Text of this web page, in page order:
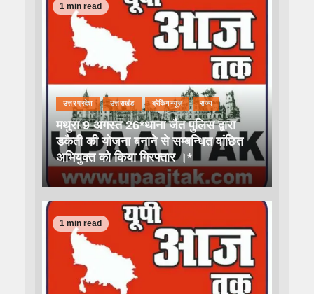
1 min read
उत्तर प्रदेश उत्तराखंड ब्रेकिंग न्यूज़ राज्य
मथुरा 9 अगस्त 26*थाना जैत पुलिस द्वारा
डकैती की योजना बनाने से सम्बन्धित वांछित
अभियुक्त को किया गिरफ्तार ।*
1 min read